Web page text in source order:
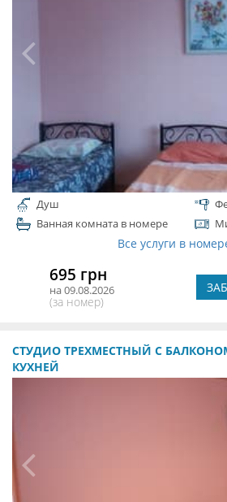
Душ
Ванная комната в номере
Все услуги в
695 грн
на 09.08.2026
(за номер)
СТУДИО ТРЕХМЕСТНЫЙ С
КУХНЕЙ